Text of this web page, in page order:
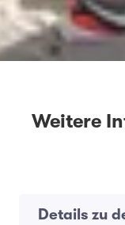
Weitere
Details zu